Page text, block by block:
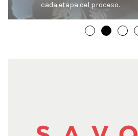
cada etapa del proceso.